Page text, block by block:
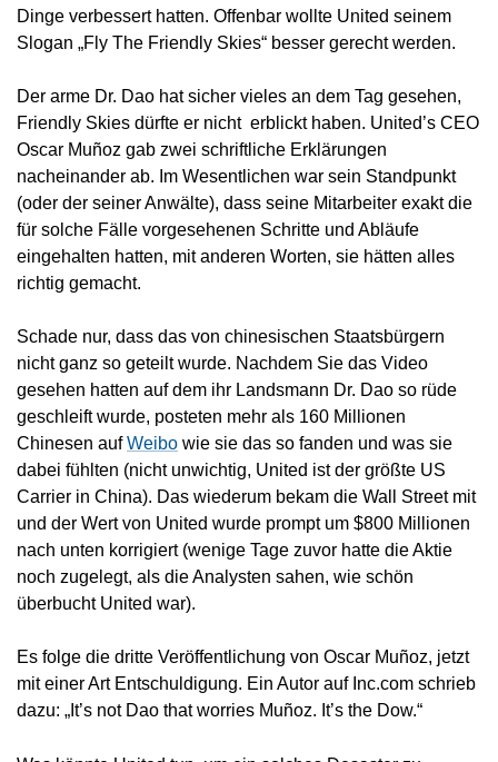
Dinge verbessert hatten. Offenbar wollte United seinem
Slogan „Fly The Friendly Skies“ besser gerecht werden.
Der arme Dr. Dao hat sicher vieles an dem Tag gesehen,
Friendly Skies dürfte er nicht erblickt haben. United’s CEO
Oscar Muñoz gab zwei schriftliche Erklärungen
nacheinander ab. Im Wesentlichen war sein Standpunkt
(oder der seiner Anwälte), dass seine Mitarbeiter exakt die
für solche Fälle vorgesehenen Schritte und Abläufe
eingehalten hatten, mit anderen Worten, sie hätten alles
richtig gemacht.
Schade nur, dass das von chinesischen Staatsbürgern
nicht ganz so geteilt wurde. Nachdem Sie das Video
gesehen hatten auf dem ihr Landsmann Dr. Dao so rüde
geschleift wurde, posteten mehr als 160 Millionen
Chinesen aufWeibo wie sie das so fanden und was sie
dabei fühlten (nicht unwichtig, United ist der größte US
Carrier in China). Das wiederum bekam die Wall Street mit
und der Wert von United wurde prompt um $800 Millionen
nach unten korrigiert (wenige Tage zuvor hatte die Aktie
noch zugelegt, als die Analysten sahen, wie schön
überbucht United war).
Es folge die dritte Veröffentlichung von Oscar Muñoz, jetzt
mit einer Art Entschuldigung. Ein Autor auf Inc.com schrieb
dazu: „It’s not Dao that worries Muñoz. It’s the Dow.“